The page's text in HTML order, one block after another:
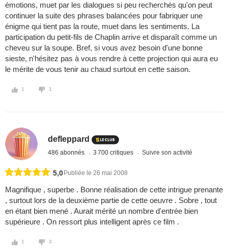
émotions, muet par les dialogues si peu recherchés qu'on peut
continuer la suite des phrases balancées pour fabriquer une
énigme qui tient pas la route, muet dans les sentiments. La
participation du petit-fils de Chaplin arrive et disparaît comme un
cheveu sur la soupe. Bref, si vous avez besoin d'une bonne
sieste, n'hésitez pas à vous rendre à cette projection qui aura eu
le mérite de vous tenir au chaud surtout en cette saison.
1 1
defleppard
486 abonnés 3 700 critiques Suivre son activité
5,0 Publiée le 26 mai 2008
Magnifique , superbe . Bonne réalisation de cette intrigue prenante
, surtout lors de la deuxième partie de cette oeuvre . Sobre , tout
en étant bien mené . Aurait mérité un nombre d'entrée bien
supérieure . On ressort plus intelligent après ce film .
1 3